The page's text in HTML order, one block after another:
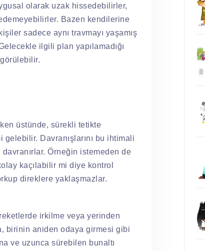
olarak uzak hissedebilirler,
Bazen kendilerine
sadece aynı travmayı yaşamış
ilgili plan yapılamadığı
üstünde, sürekli tetikte
Davranışlarını bu ihtimali
Örneğin istemeden de
kaçılabilir mi diye kontrol
direklere yaklaşmazlar.
irkilme veya yerinden
birinin aniden odaya girmesi gibi
ve uzunca sürebilen bunaltı